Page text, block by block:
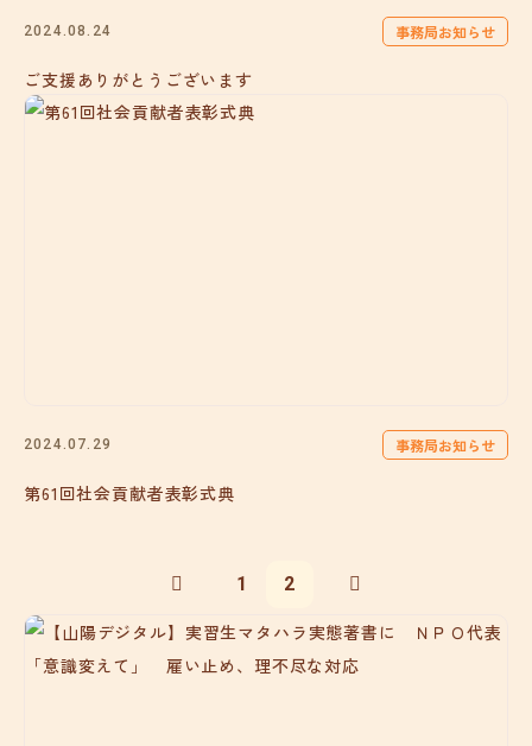
2024.08.24 事務局お知らせ
ご支援ありがとうございます
2024.07.29 事務局お知らせ
第61回社会貢献者表彰式典
1 2